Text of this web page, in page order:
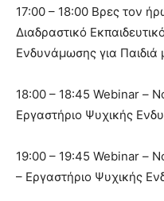
17:00 – 18:00 Βρες τον
Διαδραστικό
Ενδυνάμωσης για
18:00 – 18:45 Webinar –
Εργαστήριο Ψυχικής
19:00 – 19:45 Webinar –
– Εργαστήριο Ψυχικής